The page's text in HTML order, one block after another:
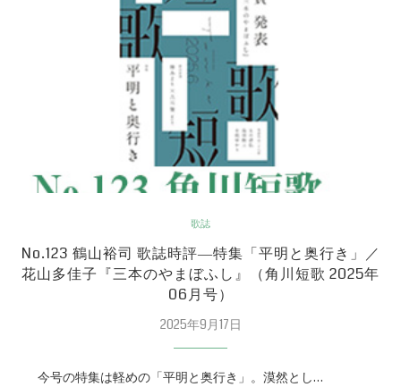
歌誌
No.123 鶴山裕司 歌誌時評―特集「平明と奥行き」／
花山多佳子『三本のやまぼふし』（角川短歌 2025年
06月号）
2025年9月17日
今号の特集は軽めの「平明と奥行き」。漠然とし…